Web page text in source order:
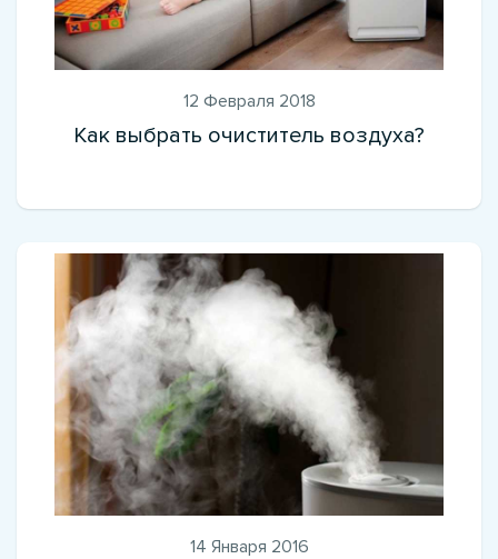
12 Февраля 2018
Как выбрать очиститель воздуха?
14 Января 2016